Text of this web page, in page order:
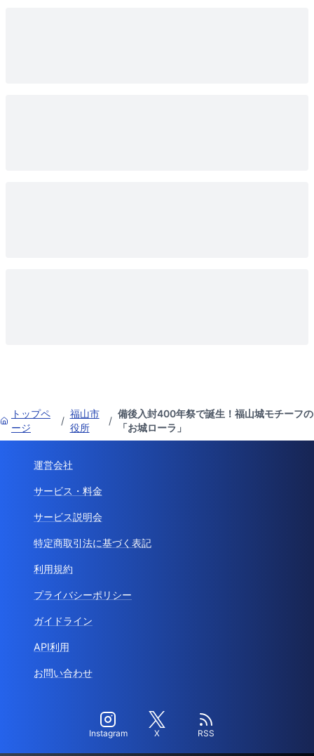
トップペ
ージ
/
福山市
役所
/
備後入封400年祭で誕生！福山城モチーフの
「お城ローラ」
運営会社
サービス・料金
サービス説明会
特定商取引法に基づく表記
利用規約
プライバシーポリシー
ガイドライン
API利用
お問い合わせ
Instagram X RSS